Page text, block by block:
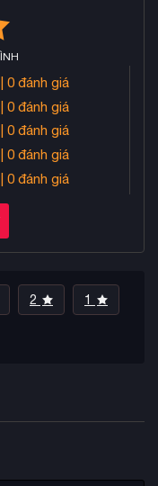
| 0 đánh giá
| 0 đánh giá
| 0 đánh giá
| 0 đánh giá
| 0 đánh giá
2 1